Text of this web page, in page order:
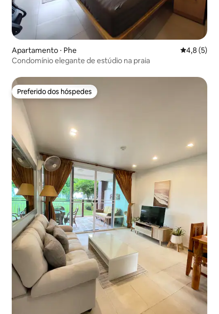
Apartamento ⋅ Phe 4,8 de
4,8 (5)
Condomínio elegante de estúdio na praia
Preferido dos hóspedes
Preferido dos hóspedes